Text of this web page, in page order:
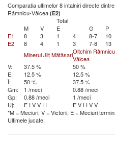
Comparatia ultimelor 8 intalniri directe
Râmnicu-Vâlcea (E2)
Total
M
V E G P
E1
8 3 1 4 8-7 10
E2
8 4 1 3 7-8 13
Minerul Jilț MătăsariOltchim
Vâlcea
V:
37.5 % 50 %
E:
12.5 % 12.5 %
Î:
50 % 37.5 %
Gm:
1 /meci 0.88 /meci
Gp:
0.88 /meci 1 /meci
Uj:
E I VV I I EV I I VV
*M = Meciuri; V = Victorii; E = Meciuri
Ultimele jucate;